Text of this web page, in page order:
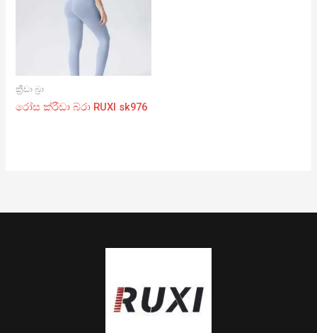
ක්‍රීඩා බ්‍රා
රෝස ක්රීඩා බ්රා RUXI sk976